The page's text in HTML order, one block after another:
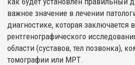
важное значение в лечении
диагностике, которая заключается
рентгенографического
области (суставов, тел позвонка),
томографии или МРТ.